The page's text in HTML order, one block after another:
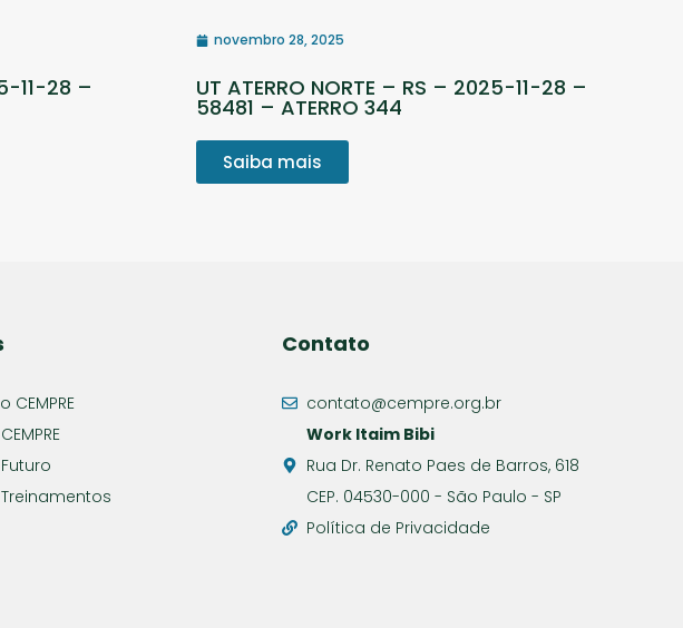
11-28 –
novembro 28, 2025
UT ATERRO NORTE – RS – 2025-11-28 –
58481 – ATERRO 344
Saiba mais
CEMPRE
Contato
contato@cempre.org.br
Work Itaim Bibi
Rua Dr. Renato Paes de Barros, 618
CEP. 04530-000 - São Paulo - SP
Política de Privacidade